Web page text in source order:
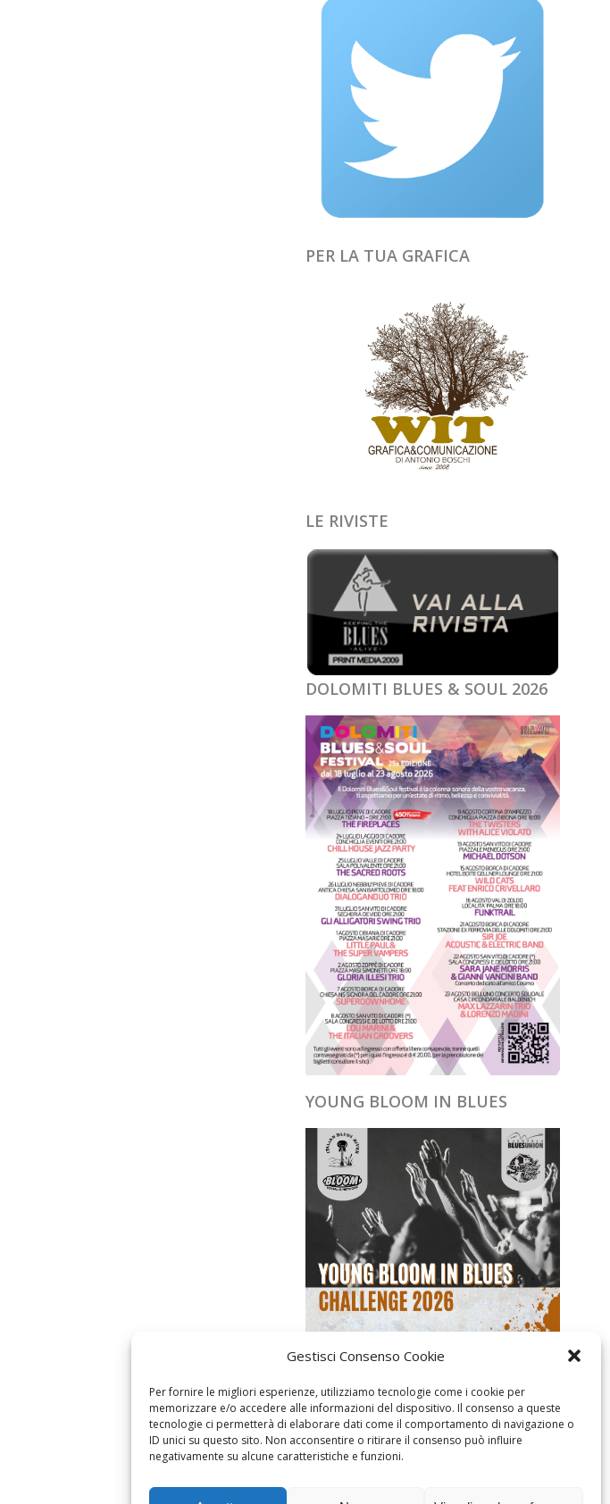
Gestisci Consenso Cookie
Per fornire le migliori esperienze, utilizziamo tecnologie come i cookie per
memorizzare e/o accedere alle informazioni del dispositivo. Il consenso a queste
tecnologie ci permetterà di elaborare dati come il comportamento di navigazione o
ID unici su questo sito. Non acconsentire o ritirare il consenso può influire
negativamente su alcune caratteristiche e funzioni.
PER LA TUA GRAFICA
LE RIVISTE
DOLOMITI BLUES & SOUL 2026
YOUNG BLOOM IN BLUES